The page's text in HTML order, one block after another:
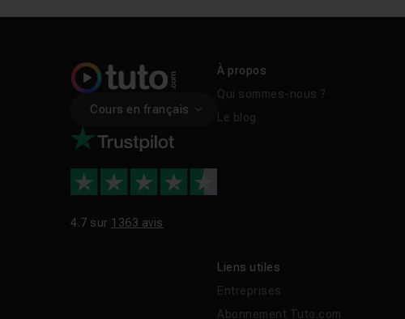
Cours en français
4.7 sur 1363 avis
À propos
Qui sommes-nous ?
Le blog
Liens utiles
Entreprises
Abonnement Tuto.com